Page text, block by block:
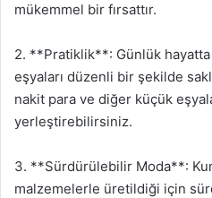
mükemmel bir fırsattır.
2. **Pratiklik**: Günlük
eşyaları düzenli bir şekilde
nakit para ve diğer küçük
yerleştirebilirsiniz.
3. **Sürdürülebilir Moda**:
malzemelerle üretildiği için